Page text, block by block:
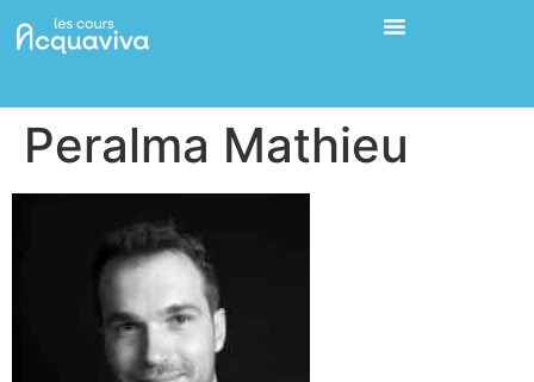
Peralma Mathieu